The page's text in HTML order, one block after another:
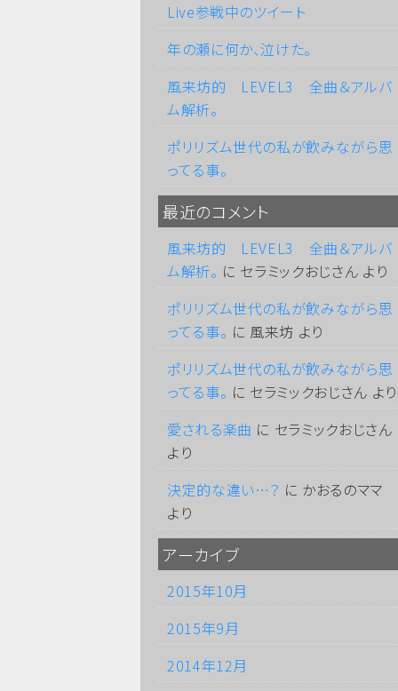
Live参戦中のツイート
年の瀬に何か、泣けた。
風来坊的 LEVEL3 全曲＆アルバ
ム解析。
ポリリズム世代の私が飲みながら思
ってる事。
最近のコメント
風来坊的 LEVEL3 全曲＆アルバ
ム解析。 に セラミックおじさん より
ポリリズム世代の私が飲みながら思
ってる事。 に 風来坊 より
ポリリズム世代の私が飲みながら思
ってる事。 に セラミックおじさん より
愛される楽曲 に セラミックおじさん
より
決定的な違い…？ に かおるのママ
より
アーカイブ
2015年10月
2015年9月
2014年12月